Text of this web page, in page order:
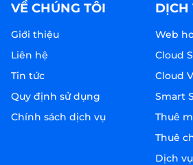
VỀ CHÚNG TÔI
Giới thiệu
Liên hệ
Tin tức
Quy định sử dụng
Chính sách dịch vụ
DỊCH
Web
Cloud
Cloud
Smart
Thuê
Thuê
Dịch